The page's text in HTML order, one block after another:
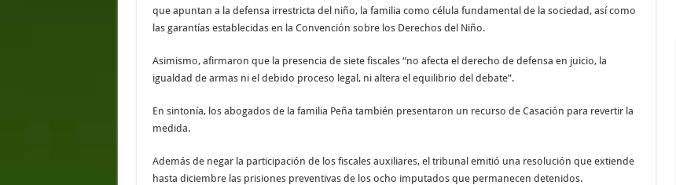
que apuntan a la defensa irrestricta del niño, la familia como célula fundamental de la sociedad, así como
las garantías establecidas en la Convención sobre los Derechos del Niño.
Asimismo, afirmaron que la presencia de siete fiscales “no afecta el derecho de defensa en juicio, la
igualdad de armas ni el debido proceso legal, ni altera el equilibrio del debate”.
En sintonía, los abogados de la familia Peña también presentaron un recurso de Casación para revertir la
medida.
Además de negar la participación de los fiscales auxiliares, el tribunal emitió una resolución que extiende
hasta diciembre las prisiones preventivas de los ocho imputados que permanecen detenidos.